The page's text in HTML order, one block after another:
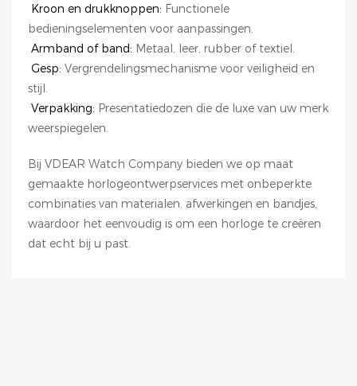
Kroon en drukknoppen: Functionele
bedieningselementen voor aanpassingen.
Armband of band: Metaal, leer, rubber of textiel.
Gesp: Vergrendelingsmechanisme voor veiligheid en
stijl.
Verpakking: Presentatiedozen die de luxe van uw merk
weerspiegelen.
Bij VDEAR Watch Company bieden we op maat
gemaakte horlogeontwerpservices met onbeperkte
combinaties van materialen, afwerkingen en bandjes,
waardoor het eenvoudig is om een ​​horloge te creëren
dat echt bij u past.